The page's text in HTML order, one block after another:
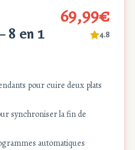
8 en 1
69,99€
4.8
pour cuire deux plats
synchroniser la fin de
automatiques